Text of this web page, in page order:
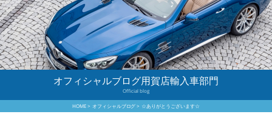
在庫情報
オーダー販売
工場サービス
保証について
オフィシャルブログ用賀店輸入車部門
Official blog
HOME オフィシャルブログ ☆ありがとうございます☆